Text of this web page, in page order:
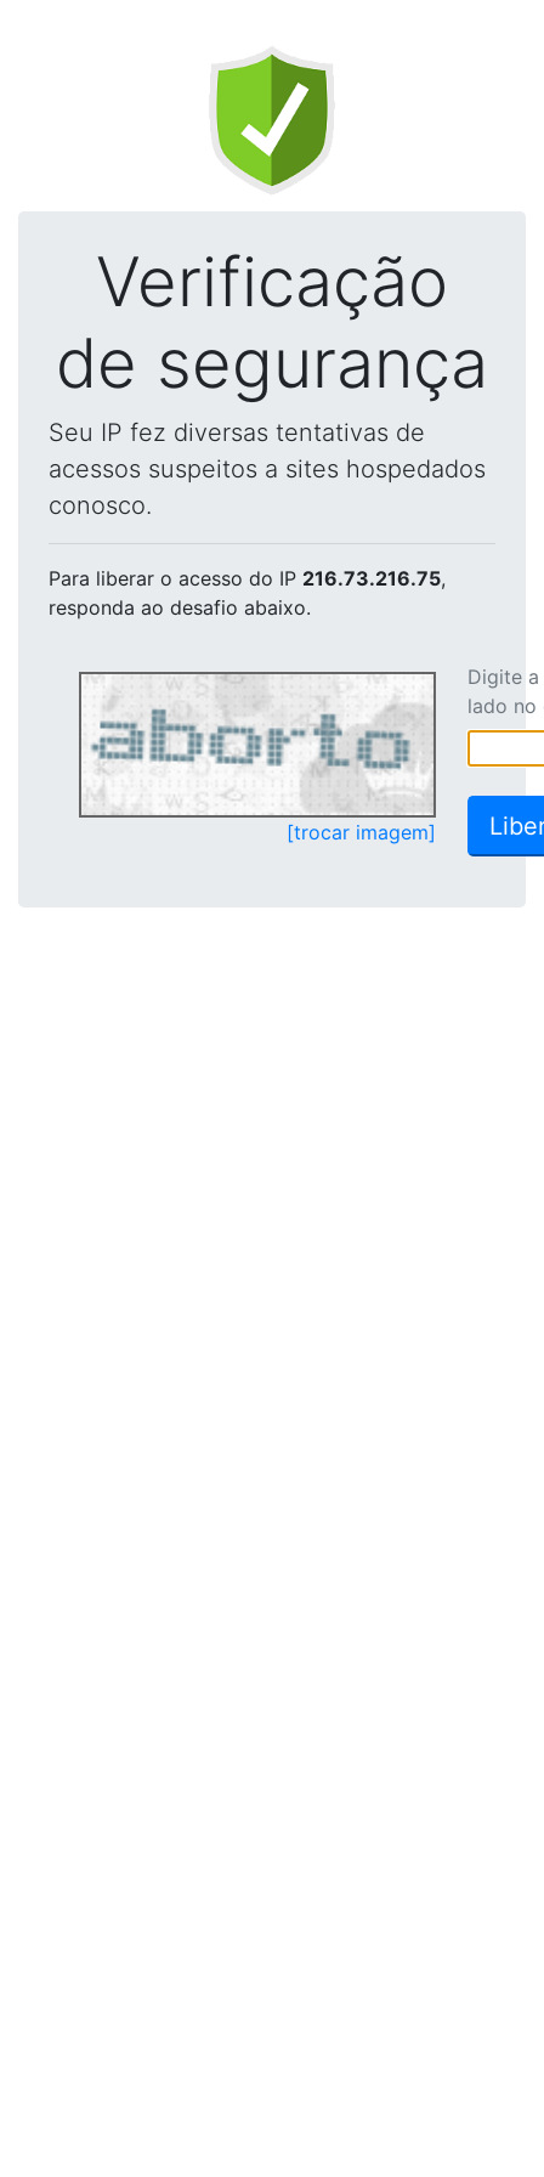
Verificação
de segurança
Seu IP fez diversas tentativas de
acessos suspeitos a sites hospedados
conosco.
Para liberar o acesso do IP 216.73.216.75,
responda ao desafio abaixo.
[trocar imagem]
Digite
lado no